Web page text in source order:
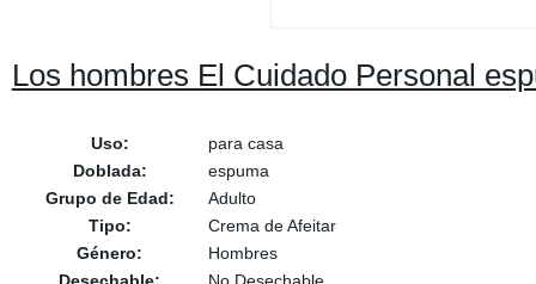
Los hombres El Cuidado Personal
Uso:
para casa
Doblada:
espuma
Grupo de Edad:
Adulto
Tipo:
Crema de Afeitar
Género:
Hombres